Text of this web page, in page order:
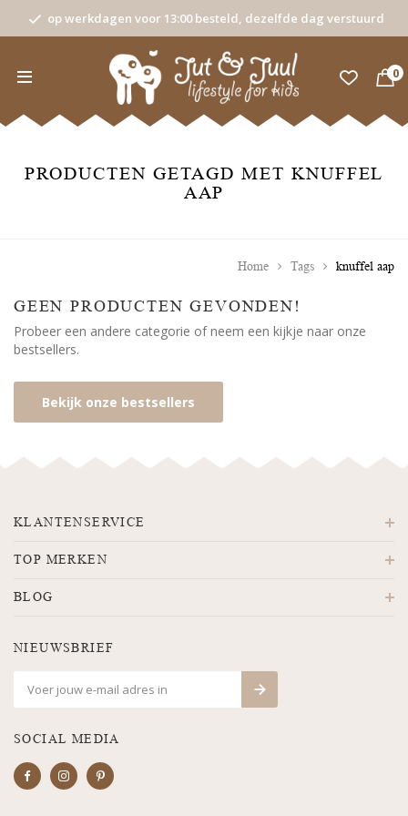
op werkdagen voor 13:00 besteld, dezelfde dag verstuurd
0
PRODUCTEN GETAGD MET KNUFFEL
AAP
Home Tags knuffel aap
GEEN PRODUCTEN GEVONDEN!
Probeer een andere categorie of neem een kijkje naar onze
bestsellers.
Bekijk onze bestsellers
KLANTENSERVICE
TOP MERKEN
BLOG
NIEUWSBRIEF
SOCIAL MEDIA